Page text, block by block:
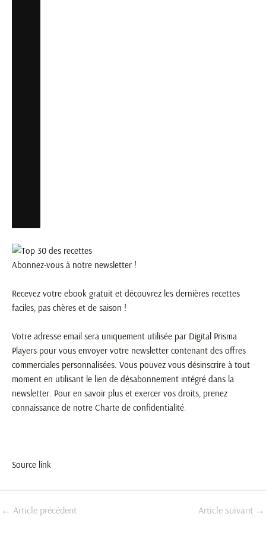
Abonnez-vous à notre newsletter !
Recevez votre ebook gratuit et découvrez les dernières recettes
faciles, pas chères et de saison !
Votre adresse email sera uniquement utilisée par Digital Prisma
Players pour vous envoyer votre newsletter contenant des offres
commerciales personnalisées. Vous pouvez vous désinscrire à tout
moment en utilisant le lien de désabonnement intégré dans la
newsletter. Pour en savoir plus et exercer vos droits, prenez
connaissance de notre Charte de confidentialité
Source link
← Article précédent Article suivant →